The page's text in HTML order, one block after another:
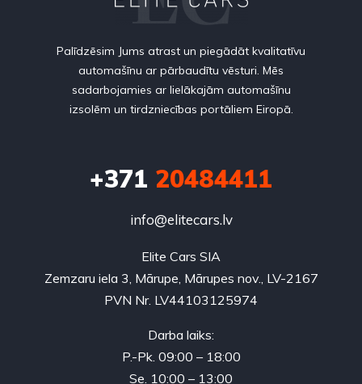
Palīdzēsim Jums atrast un piegādāt kvalitatīvu
automašīnu ar pārbaudītu vēsturi. Mēs
sadarbojamies ar lielākajām automašīnu
izsolēm un tirdzniecības portāliem Eiropā.
+371 20484411
info@elitecars.lv
Elite Cars SIA
Zemzaru iela 3, Mārupe, Mārupes nov., LV-2167
PVN Nr. LV44103125974
Darba laiks:
P.-Pk. 09:00 – 18:00
Se. 10:00 – 13:00